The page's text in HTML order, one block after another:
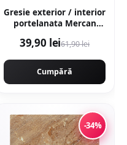
Gresie exterior / interior
portelanata Mercan
lucioasa tip marmura
39,90 lei61,90 lei
Cumpără
-34%